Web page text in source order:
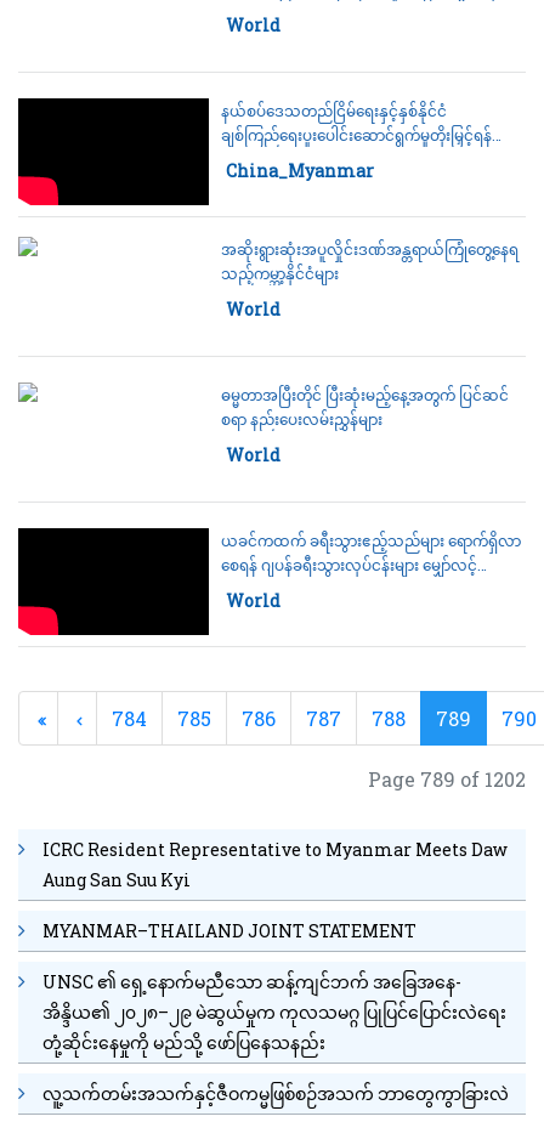
အသိမပေးခဲ့ဟုဆို
Category:
World
နယ်စပ်ဒေသတည်ငြိမ်ရေးနှင့်နှစ်နိုင်ငံ
ချစ်ကြည်ရေးပူးပေါင်းဆောင်ရွက်မှုတိုးမြှင့်ရန်
တရုတ်နိုင်ငံခြားရေးဝန်ကြီးက တရုတ်-မြန်မာ
နယ်စပ်သို့ သွားရောက်မှာကြား
Category:
China_Myanmar
အဆိုးရွားဆုံးအပူလှိုင်းဒဏ်အန္တရာယ်ကြုံတွေ့နေရ
သည့်ကမ္ဘာ့နိုင်ငံများ
Category:
World
ဓမ္မတာအပြီးတိုင် ပြီးဆုံးမည့်နေ့အတွက် ပြင်ဆင်
စရာ နည်းပေးလမ်းညွှန်များ
Category:
World
ယခင်ကထက် ခရီးသွားဧည့်သည်များ ရောက်ရှိလာ
စေရန် ဂျပန်ခရီးသွားလုပ်ငန်းများ မျှော်လင့်
ဆောင်ရွက်နေ
Category:
World
784 785 786 787 788 789 790
Page 789 of 1202
ICRC Resident Representative to Myanmar Meets Daw
Aung San Suu Kyi
MYANMAR–THAILAND JOINT STATEMENT
UNSC ၏ ရှေ့နောက်မညီသော ဆန့်ကျင်ဘက် အခြေအနေ-
အိန္ဒိယ၏ ၂၀၂၈–၂၉ မဲဆွယ်မှုက ကုလသမဂ္ဂ ပြုပြင်ပြောင်းလဲရေး
တုံ့ဆိုင်းနေမှုကို မည်သို့ ဖော်ပြနေသနည်း
လူ့သက်တမ်းအသက်နှင့်ဇီဝကမ္မဖြစ်စဉ်အသက် ဘာတွေကွာခြားလဲ